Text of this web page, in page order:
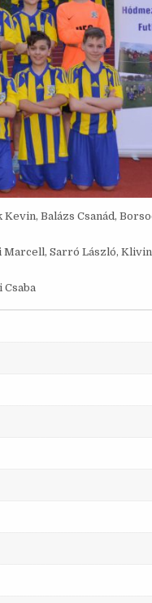
Balázs Csanád,
Marcell, Sarró László,
Csaba